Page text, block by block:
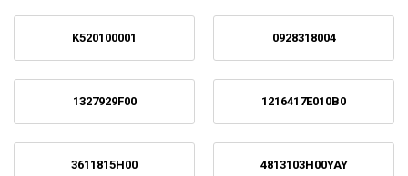
K520100001 0928318004
1327929F00 1216417E010B0
3611815H00 4813103H00YAY